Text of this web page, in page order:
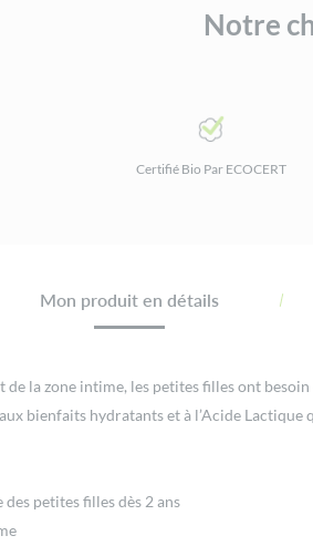
Notre
Certifié Bio Par ECOCERT
Mon produit en détails
la zone intime, les petites filles ont
bienfaits hydratants et à l’Acide
petites filles dès 2 ans